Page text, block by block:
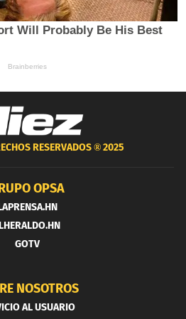
RESERVADOS ®2025
OPSA
GOTV
NOSOTROS
AL USUARIO